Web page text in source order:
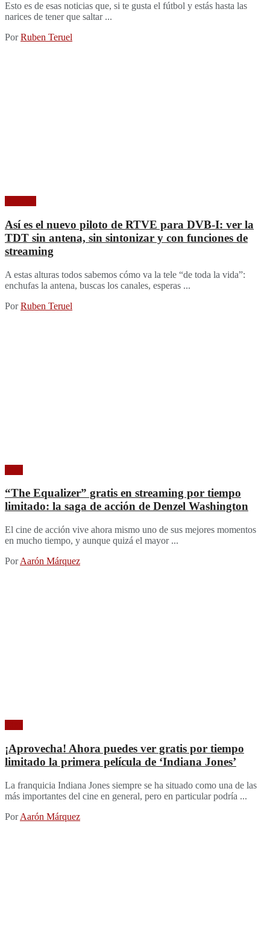
Esto es de esas noticias que, si te gusta el fútbol y estás hasta las
narices de tener que saltar ...
Por Ruben Teruel
Así es el nuevo piloto de RTVE para DVB-I: ver la
TDT sin antena, sin sintonizar y con funciones de
streaming
A estas alturas todos sabemos cómo va la tele “de toda la vida”:
enchufas la antena, buscas los canales, esperas ...
Por Ruben Teruel
“The Equalizer” gratis en streaming por tiempo
limitado: la saga de acción de Denzel Washington
El cine de acción vive ahora mismo uno de sus mejores momentos
en mucho tiempo, y aunque quizá el mayor ...
Por Aarón Márquez
¡Aprovecha! Ahora puedes ver gratis por tiempo
limitado la primera película de ‘Indiana Jones’
La franquicia Indiana Jones siempre se ha situado como una de las
más importantes del cine en general, pero en particular podría ...
Por Aarón Márquez